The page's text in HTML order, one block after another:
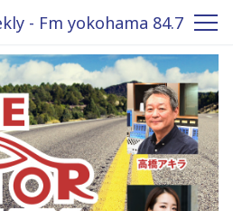
- Fm yokohama 84.7